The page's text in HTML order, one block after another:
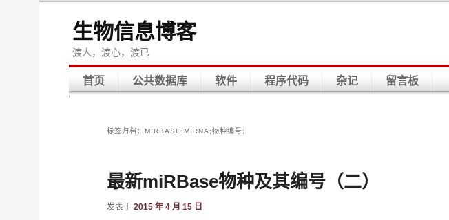
生物信息博客
渡人，渡心，渡已
首页
公共数据库 软件 程序代码 杂记 留言板
标签归档： MIRBASE;MIRNA;物种编号;
最新miRBase物种及其编号（二）
发表于 2015 年 4 月 15 日